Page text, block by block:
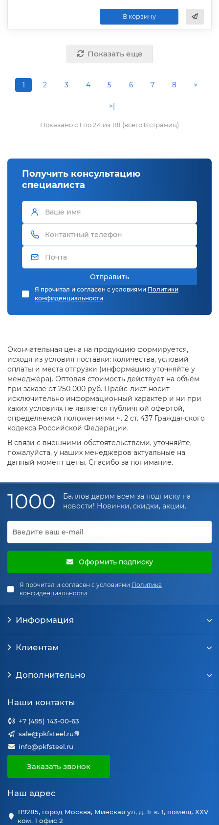
В корзину
Показать еще
1 2 3 4 5 6 7 8 >
>|
Показано с 1 по 24 из 181 (всего 8 страниц)
Получить консультацию
специалиста
Отправить
Я прочитал и согласен с условиями Политики
конфиденциальности
Окончательная цена на продукцию формируется,
исходя из условия поставки: количества, условий
оплаты и места отгрузки (информацию уточняйте у
менеджера). Оптовая стоимость действует на объём
при заказе от 250 000 руб. Прайс-лист носит
исключительно информационный характер и ни при
каких условиях не является публичной офертой,
определяемой положениями ч. 2 ст. 437 Гражданского
кодекса Российской Федерации.
В связи с внешними обстоятельствами, уточняйте,
пожалуйста, у наших менеджеров актуальные на
данный момент цены. Спасибо за понимание.
1000
Баллов дарим всем за подписку на
новости! Новинки, скидки, акции.
Оформить подписку
Я прочитал и согласен с условиями Политика
конфиденциальности
Информация
Клиентам
Дополнительно
Наши контакты
+7 (495) 143-00-63
sale@pkfsteel.ru
info@pkfsteel.ru
Заказать звонок
Наш адрес
119285, город Москва, Минская ул, д. 1г к. 1, помещ. XXV
ком. 1 офис 2